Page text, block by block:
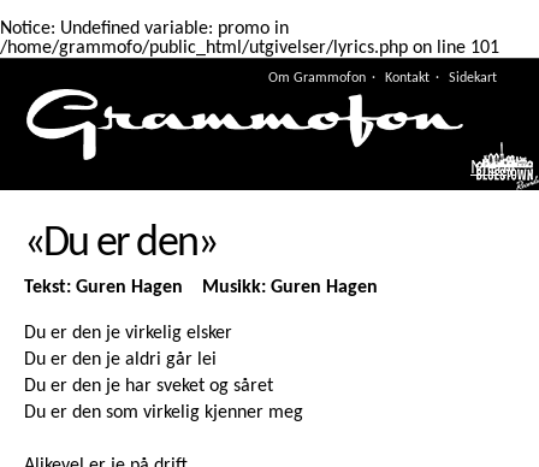
Notice: Undefined variable: promo in
/home/grammofo/public_html/utgivelser/lyrics.php on line 101
Om Grammofon Kontakt Sidekart
Meny
«Du er den»
Tekst: Guren Hagen Musikk: Guren Hagen
Du er den je virkelig elsker
Du er den je aldri går lei
Du er den je har sveket og såret
Du er den som virkelig kjenner meg